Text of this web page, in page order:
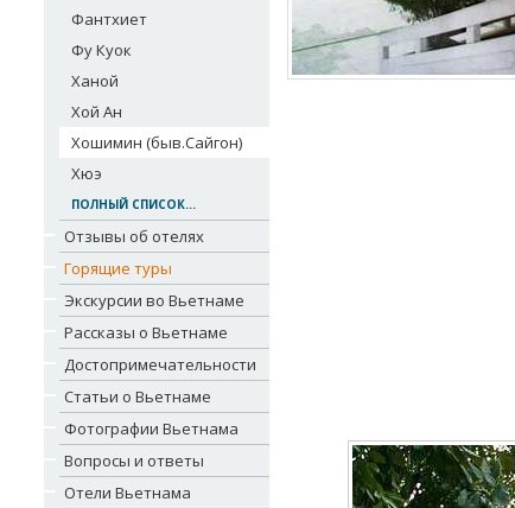
Фантхиет
Фу Куок
Ханой
Хой Ан
Хошимин (быв.Сайгон)
Хюэ
ПОЛНЫЙ СПИСОК...
Отзывы об отелях
Горящие туры
Экскурсии во Вьетнаме
Рассказы о Вьетнаме
Достопримечательности
Статьи о Вьетнаме
Фотографии Вьетнама
Вопросы и ответы
Отели Вьетнама